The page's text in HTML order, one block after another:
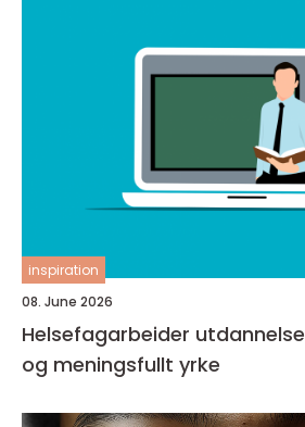
inspiration
08. June 2026
Helsefagarbeider utdannelse veien til et trygt
og meningsfullt yrke